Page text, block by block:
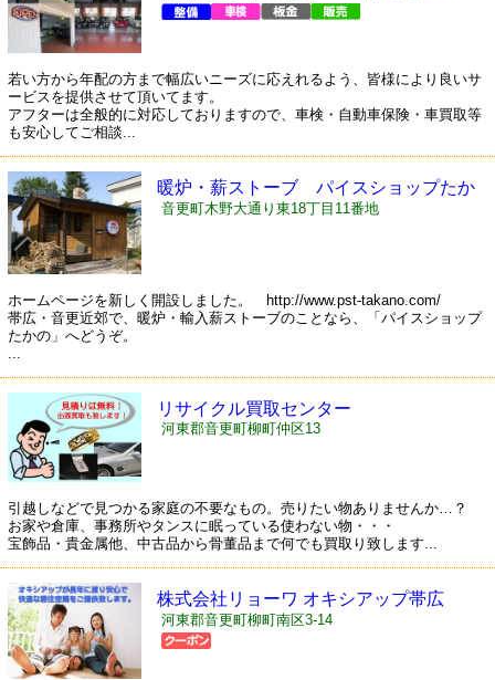
若い方から年配の方まで幅広いニーズに応えれるよう、皆様により良いサ
ービスを提供させて頂いてます。
アフターは全般的に対応しておりますので、車検・自動車保険・車買取等
も安心してご相談...
暖炉・薪ストーブ パイスショップたか
の ＰＳＴ
音更町木野大通り東18丁目11番地
ホームページを新しく開設しました。 http://www.pst-takano.com/
帯広・音更近郊で、暖炉・輸入薪ストーブのことなら、「パイスショップ
たかの」へどうぞ。
リサイクル買取センター
河東郡音更町柳町仲区13
引越しなどで見つかる家庭の不要なもの。売りたい物ありませんか…？
お家や倉庫、事務所やタンスに眠っている使わない物・・・
宝飾品・貴金属他、中古品から骨董品まで何でも買取り致します...
株式会社リョーワ オキシアップ帯広
河東郡音更町柳町南区3-14